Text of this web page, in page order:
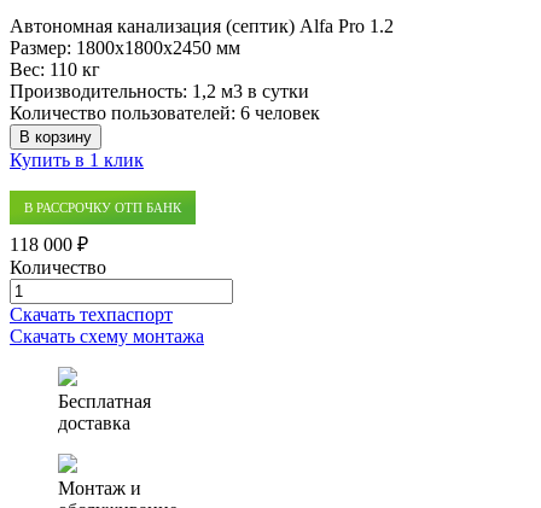
Автономная канализация (септик) Alfa Pro 1.2
Размер: 1800x1800x2450 мм
Вес: 110 кг
Производительность: 1,2 м3 в сутки
Количество пользователей: 6 человек
В корзину
Купить в 1 клик
В РАССРОЧКУ ОТП БАНК
118 000 ₽
Количество
Количество
товара
Автономная
(септик)
Скачать техпаспорт
Скачать схему монтажа
Бесплатная
доставка
Монтаж и